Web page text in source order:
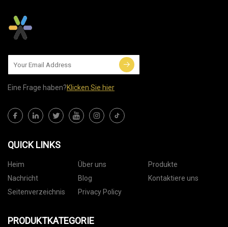
Eine Frage haben?Klicken Sie hier
QUICK LINKS
Heim Über uns
Produkte
Nachricht
Blog
Kontaktiere uns
Seitenverzeichnis
Privacy Policy
PRODUKTKATEGORIE